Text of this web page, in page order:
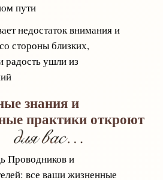
пути
недостаток внимания и
стороны близких,
радость ушли из
знания и
практики откроют
Проводников и
все ваши жизненные